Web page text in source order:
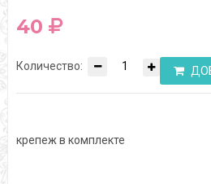
40
Количество:
крепеж в комплекте